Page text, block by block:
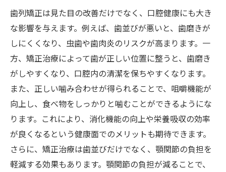
歯列矯正は見た目の改善だけでなく、口腔健康にも大き
な影響を与えます。例えば、歯並びが悪いと、歯磨きが
しにくくなり、虫歯や歯肉炎のリスクが高まります。一
方、矯正治療によって歯が正しい位置に整うと、歯磨き
がしやすくなり、口腔内の清潔を保ちやすくなります。
また、正しい噛み合わせが得られることで、咀嚼機能が
向上し、食べ物をしっかりと噛むことができるようにな
ります。これにより、消化機能の向上や栄養吸収の効率
が良くなるという健康面でのメリットも期待できます。
さらに、矯正治療は歯並びだけでなく、顎関節の負担を
軽減する効果もあります。顎関節の負担が減ることで、